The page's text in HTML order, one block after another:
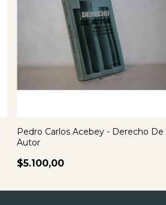
Pedro Carlos Acebey - Derecho De
Autor
$5.100,00